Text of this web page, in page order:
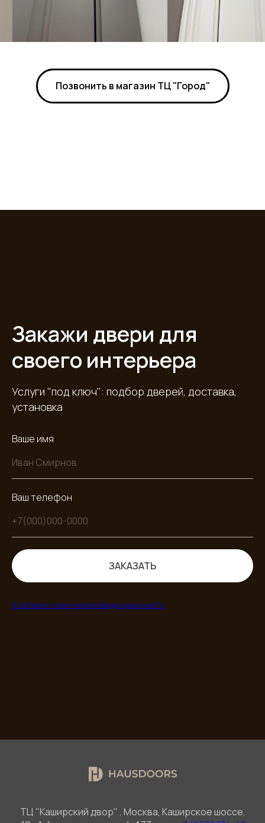
Позвонить в магазин ТЦ "Город"
Закажи двери для
своего интерьера
Услуги "под ключ": подбор дверей, доставка,
установка
Ваше имя
Ваш телефон
ЗАКАЗАТЬ
Я согласен с политикой конфиденциальности
ТЦ "Каширский двор" , Москва, Каширское шоссе,